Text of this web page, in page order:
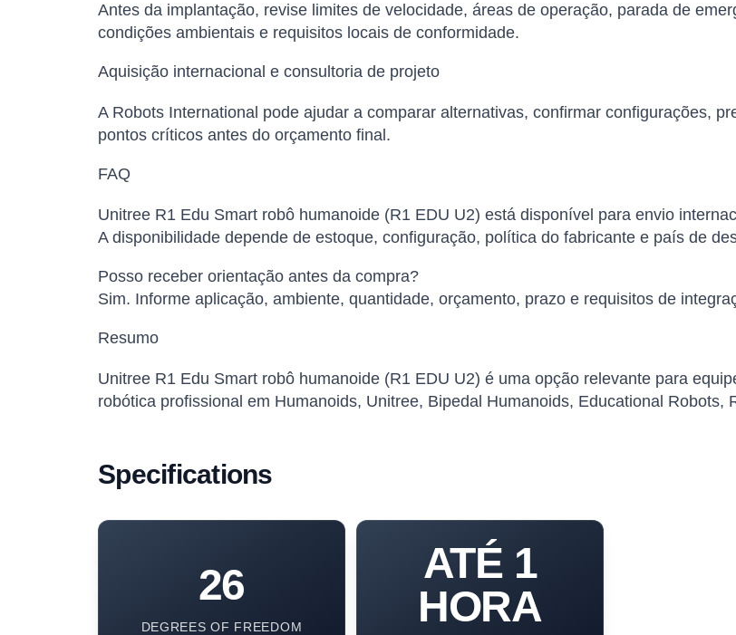
Antes da implantação, revise limites de velocidade, áreas de operação, parada de
condições ambientais e requisitos locais de conformidade.
Aquisição internacional e consultoria de projeto
A Robots International pode ajudar a comparar alternativas, confirmar configurações,
pontos críticos antes do orçamento final.
FAQ
Unitree R1 Edu Smart robô humanoide (R1 EDU U2) está disponível para envio
A disponibilidade depende de estoque, configuração, política do fabricante e país de
Posso receber orientação antes da compra?
Sim. Informe aplicação, ambiente, quantidade, orçamento, prazo e requisitos de
Resumo
Unitree R1 Edu Smart robô humanoide (R1 EDU U2) é uma opção relevante para
robótica profissional em Humanoids, Unitree, Bipedal Humanoids, Educational Robots,
Specifications
26
DEGREES OF FREEDOM
ATÉ 1
HORA